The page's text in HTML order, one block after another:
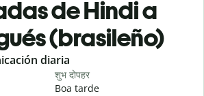
de Hindi a
(brasileño)
diaria
शुभ दोपहर
Boa tarde